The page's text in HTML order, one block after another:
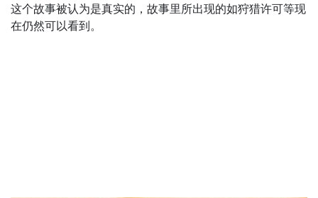
这个故事被认为是真实的，故事里所出现的如狩猎许可等现
在仍然可以看到。